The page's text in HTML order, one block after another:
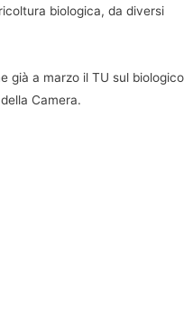
biologica, da diversi
già a marzo il TU sul biologico
Camera.